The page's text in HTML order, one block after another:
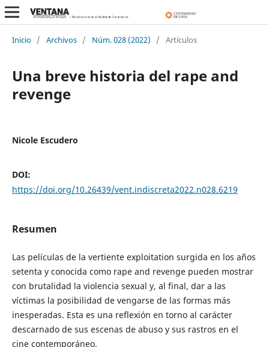
Inicio / Archivos / Núm. 028 (2022) / Artículos
Una breve historia del rape and
revenge
Nicole Escudero
DOI:
https://doi.org/10.26439/vent.indiscreta2022.n028.6219
Resumen
Las películas de la vertiente exploitation surgida en los años
setenta y conocida como rape and revenge pueden mostrar
con brutalidad la violencia sexual y, al final, dar a las
víctimas la posibilidad de vengarse de las formas más
inesperadas. Esta es una reflexión en torno al carácter
descarnado de sus escenas de abuso y sus rastros en el
cine contemporáneo.